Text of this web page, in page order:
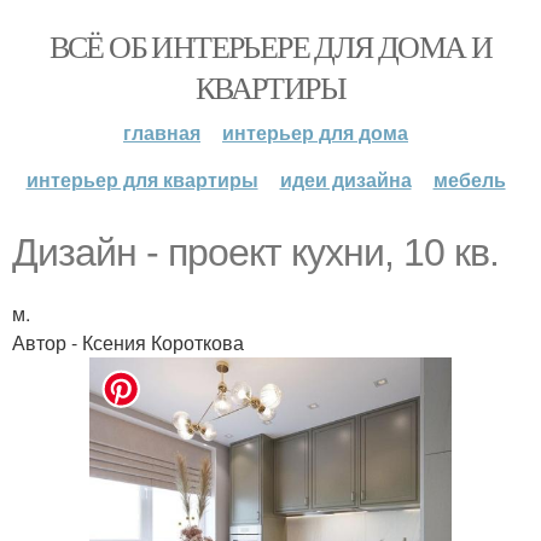
ВСЁ ОБ ИНТЕРЬЕРЕ ДЛЯ ДОМА И
КВАРТИРЫ
главная
интерьер для дома
интерьер для квартиры
идеи дизайна мебель
Дизайн - проект кухни, 10 кв.
м.
Автор - Ксения Короткова